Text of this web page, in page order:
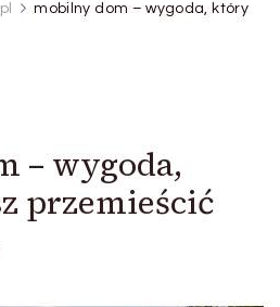
mobilny dom – wygoda, który
– wygoda,
przemieścić